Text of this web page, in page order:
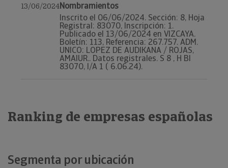
13/06/2024Nombramientos
Inscrito el 06/06/2024. Sección: 8, Hoja
Registral: 83070, Inscripción: 1.
Publicado el 13/06/2024 en VIZCAYA.
Boletín: 113, Referencia: 267.757. ADM.
UNICO: LOPEZ DE AUDIKANA / ROJAS,
AMAIUR.. Datos registrales. S 8 , H BI
83070, I/A 1 ( 6.06.24).
Ranking de empresas españolas
Segmenta por ubicación